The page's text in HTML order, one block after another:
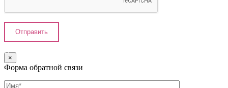
×
Форма обратной связи